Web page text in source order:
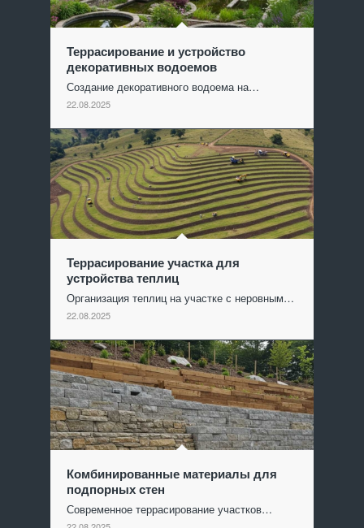
Террасирование и устройство
декоративных водоемов
Создание декоративного водоема на…
22.08.2025
Террасирование участка для
устройства теплиц
Организация теплиц на участке с неровным…
22.08.2025
Комбинированные материалы для
подпорных стен
Современное террасирование участков…